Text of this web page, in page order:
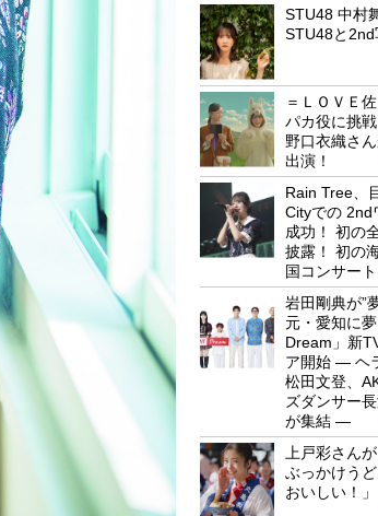
STU48 中村
STU48と2nd
＝ＬＯＶＥ
パカ役に挑
野口衣織さ
出演！
Rain Tree、
Cityでの 2nd
成功！ 初の
披露！ 初の
国コンサー
岩田剛典が”
元・愛知に
Dream」新
ア開始 ― ヘ
松田文登、
ズダンサー
が集結 ―
上戸彩さん
ぶっかけう
おいしい！」